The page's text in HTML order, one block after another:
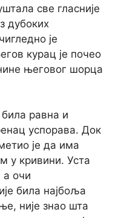
све гласније
дубоких
је
курац је почео
његовог шорца
равна и
успорава. Док
је да има
у кривини. Уста
а очи
била најбоља
није знао шта